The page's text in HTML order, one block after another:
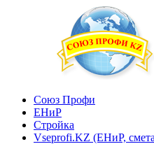
Союз Профи
ЕНиР
Стройка
Vseprofi.KZ (ЕНиР,